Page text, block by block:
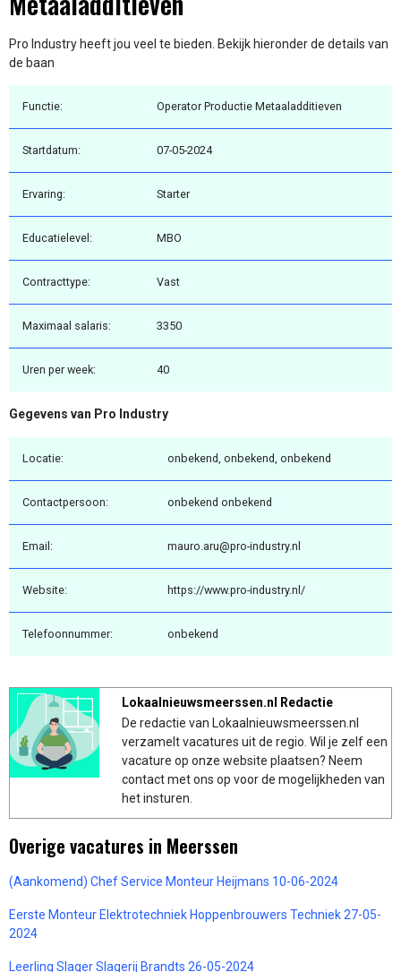
Pro Industry heeft jou veel te bieden. Bekijk hieronder de details van
de baan
Functie: Operator Productie Metaaladditieven
Startdatum: 07-05-2024
Ervaring: Starter
Educatielevel: MBO
Contracttype: Vast
Maximaal salaris: 3350
Uren per week: 40
Gegevens van Pro Industry
Locatie: onbekend, onbekend, onbekend
Contactpersoon: onbekend onbekend
Email: mauro.aru@pro-industry.nl
Website: https://www.pro-industry.nl/
Telefoonnummer: onbekend
Lokaalnieuwsmeerssen.nl Redactie
De redactie van Lokaalnieuwsmeerssen.nl
verzamelt vacatures uit de regio. Wil je zelf een
vacature op onze website plaatsen? Neem
contact met ons op voor de mogelijkheden van
het insturen.
Overige vacatures in Meerssen
(Aankomend) Chef Service Monteur Heijmans 10-06-2024
Eerste Monteur Elektrotechniek Hoppenbrouwers Techniek 27-05-
2024
Leerling Slager Slagerij Brandts 26-05-2024